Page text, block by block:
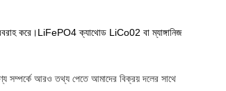
করে।LiFePO4 ক্যাথোড LiCo02 বা ম্যাঙ্গানিজ
সম্পর্কে আরও তথ্য পেতে আমাদের বিক্রয় দলের সাথে